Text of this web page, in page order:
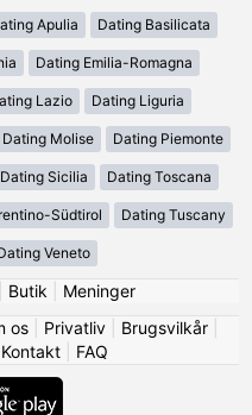
Apulia Dating Basilicata
Dating Emilia-Romagna
Lazio Dating Liguria
Dating Molise Dating Piemonte
Dating Sicilia Dating Toscana
Südtirol Dating Tuscany
Veneto
Butik
Meninger
os| Privatliv| Brugsvilkår|
Kontakt| FAQ